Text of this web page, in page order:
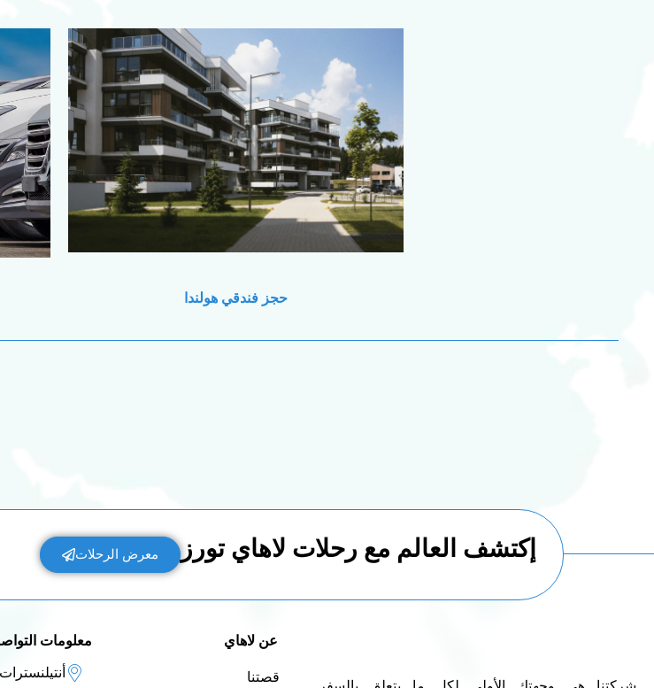
حجز فندقي هولندا
إكتشف العالم مع رحلات لاهاي تورز معرض الرحلات
عن لاهاي
قصتنا
معلومات
أنتيلنسترات 110، 2315XR، ليدن، هولندا